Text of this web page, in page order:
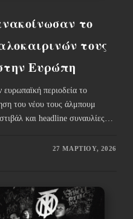
το
τους
Ευρώπη
περιοδεία το
του νέου τους άλμπουμ
και headline συναυλίες…
27 ΜΑΡΤΊΟΥ, 2026